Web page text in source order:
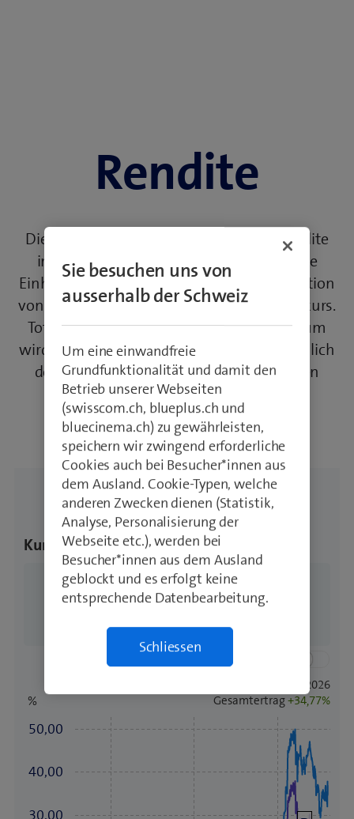
Rendite
Die Aktionärsrendite kann als Gesamtrendite
inklusive Dividende bewertet werden. Die
Einheit «Total Return» besteht aus der Addition
von reinvestierten Dividenden zum Aktienkurs.
Total Return für einen bestimmten Zeitraum
wird als Aktienkursentwicklung einschliesslich
des Wertes aller reinvestierten Dividenden
definiert.
Sie besuchen uns von
ausserhalb der Schweiz
Um eine einwandfreie
Grundfunktionalität und damit den
Betrieb unserer Webseiten
(swisscom.ch, blueplus.ch und
bluecinema.ch) zu gewährleisten,
speichern wir zwingend erforderliche
Cookies auch bei Besucher*innen aus
dem Ausland. Cookie-Typen, welche
anderen Zwecken dienen (Statistik,
Analyse, Personalisierung der
Webseite etc.), werden bei
Besucher*innen aus dem Ausland
geblockt und es erfolgt keine
entsprechende Datenbearbeitung.
Schliessen